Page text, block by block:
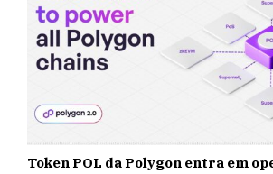
Token POL da Polygon entra em